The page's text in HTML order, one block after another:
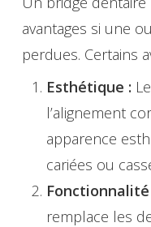
avantages si une
perdues. Certains
Esthétique :
l’alignement
apparence
cariées ou
Fonctionnalité
remplace les